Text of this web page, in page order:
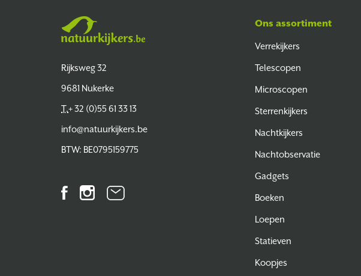
Rijksweg 32
9681 Nukerke
T.+ 32 (0)55 61 33 13
info@natuurkijkers.be
BTW: BE0795159775
FacebookInstagramNieuwsbrief
Ons assortiment
Verrekijkers
Telescopen
Microscopen
Sterrenkijkers
Nachtkijkers
Nachtobservatie
Gadgets
Boeken
Loepen
Statieven
Koopjes